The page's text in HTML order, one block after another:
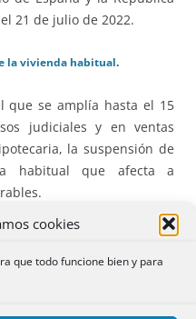
cookies
que todo funcione bien y para
21 de julio de 2022.
la vivienda habitual.
que se amplía hasta el 15
judiciales y en ventas
la suspensión de
habitual que afecta a
el Reglamento de